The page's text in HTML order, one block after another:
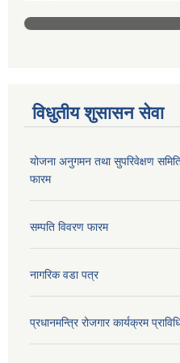
विधुतीय शुसासन सेवा
योजना अनुगमन तथा सुपरिवेक्षण
फारम
सम्पति विवरण फारम
नागरिक वडा पत्र
प्रधानमन्त्रि रोजगार कार्यक्रम